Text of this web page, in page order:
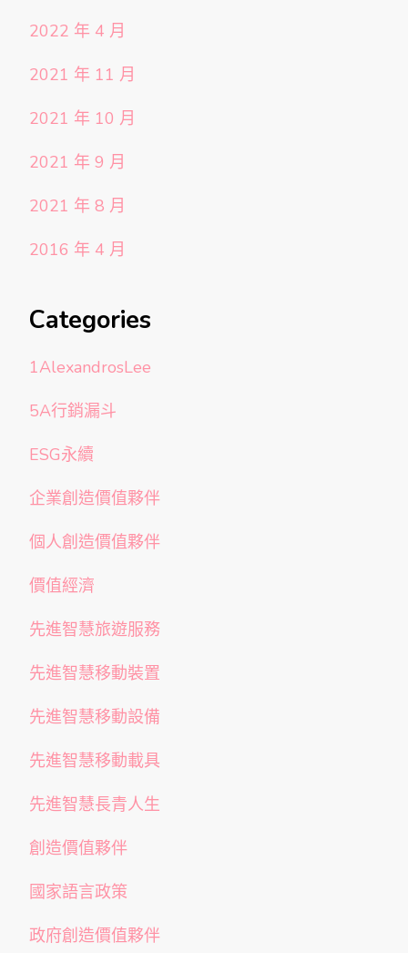
2022 年 4 月
2021 年 11 月
2021 年 10 月
2021 年 9 月
2021 年 8 月
2016 年 4 月
Categories
1AlexandrosLee
5A行銷漏斗
ESG永續
企業創造價值夥伴
個人創造價值夥伴
價值經濟
先進智慧旅遊服務
先進智慧移動裝置
先進智慧移動設備
先進智慧移動載具
先進智慧長青人生
創造價值夥伴
國家語言政策
政府創造價值夥伴